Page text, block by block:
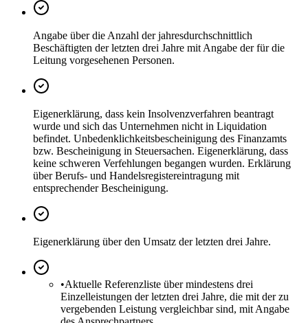
Angabe über die Anzahl der jahresdurchschnittlich
Beschäftigten der letzten drei Jahre mit Angabe der für die
Leitung vorgesehenen Personen.
Eigenerklärung, dass kein Insolvenzverfahren beantragt
wurde und sich das Unternehmen nicht in Liquidation
befindet. Unbedenklichkeitsbescheinigung des Finanzamts
bzw. Bescheinigung in Steuersachen. Eigenerklärung, dass
keine schweren Verfehlungen begangen wurden. Erklärung
über Berufs- und Handelsregistereintragung mit
entsprechender Bescheinigung.
Eigenerklärung über den Umsatz der letzten drei Jahre.
•Aktuelle Referenzliste über mindestens drei
Einzelleistungen der letzten drei Jahre, die mit der zu
vergebenden Leistung vergleichbar sind, mit Angabe